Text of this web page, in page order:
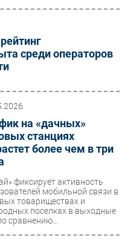
среди операторов
на «дачных»
станциях
более чем в три
фиксирует активность
мобильной связи в
товариществах и
поселках в выходные
сравнению...